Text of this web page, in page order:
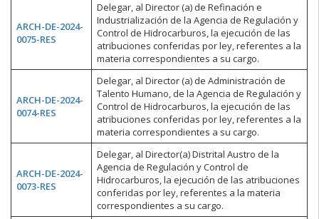
ARCH-DE-2024-
0075-RES
Delegar, al Director (a) de Refinación e
Industrialización de la Agencia de Regulación y
Control de Hidrocarburos, la ejecución de las
atribuciones conferidas por ley, referentes a la
materia correspondientes a su cargo.
ARCH-DE-2024-
0074-RES
Delegar, al Director (a) de Administración de
Talento Humano, de la Agencia de Regulación y
Control de Hidrocarburos, la ejecución de las
atribuciones conferidas por ley, referentes a la
materia correspondientes a su cargo.
ARCH-DE-2024-
0073-RES
Delegar, al Director(a) Distrital Austro de la
Agencia de Regulación y Control de
Hidrocarburos, la ejecución de las atribuciones
conferidas por ley, referentes a la materia
correspondientes a su cargo.